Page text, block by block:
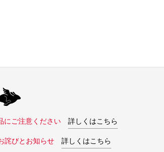
にご注意ください
詳しくはこちら
詫びとお知らせ
詳しくはこちら